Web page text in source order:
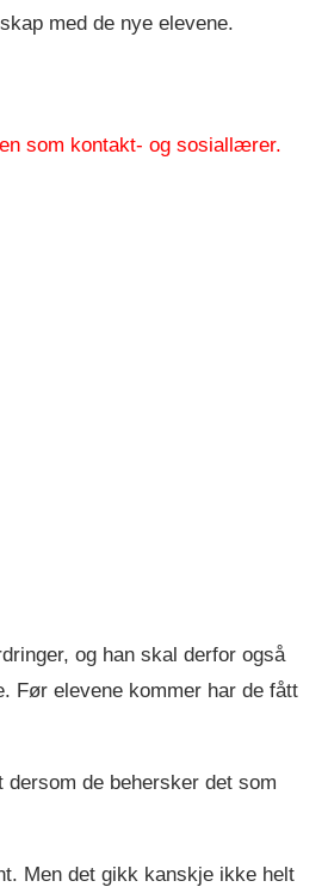
med de nye elevene.
som kontakt- og sosiallærer.
og han skal derfor også
Før elevene kommer har de fått
de behersker det som
Men det gikk kanskje ikke helt